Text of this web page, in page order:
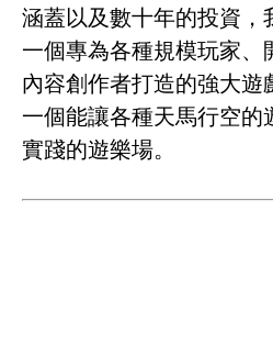
涵蓋以及數十年的投資，
一個專為各種規模玩家、
內容創作者打造的強大遊
一個能讓各種天馬行空的
實踐的遊樂場。